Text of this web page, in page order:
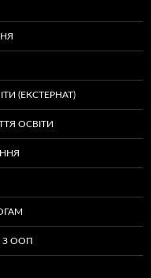
(ЕКСТЕРНАТ)
ОСВІТИ
З ООП